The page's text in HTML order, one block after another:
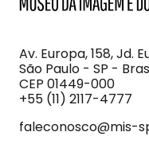
Imagem
e
do
Som
Av. Europa, 158, Jd.
São Paulo - SP -
CEP 01449-000
+55 (11) 2117-4777
faleconosco@mis-